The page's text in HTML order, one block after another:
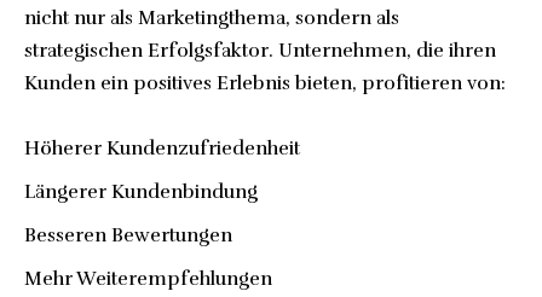
nicht nur als Marketingthema, sondern als
strategischen Erfolgsfaktor. Unternehmen, die ihren
Kunden ein positives Erlebnis bieten, profitieren von:
Höherer Kundenzufriedenheit
Längerer Kundenbindung
Besseren Bewertungen
Mehr Weiterempfehlungen